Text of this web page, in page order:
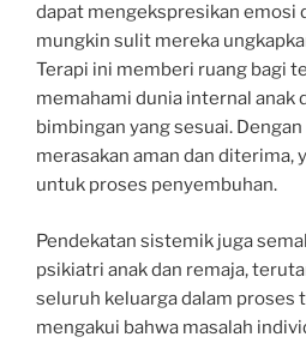
dapat mengekspresikan emosi
mungkin sulit mereka
Terapi ini memberi ruang bagi
memahami dunia internal anak
bimbingan yang sesuai.
merasakan aman dan diterima,
untuk proses penyembuhan.
Pendekatan sistemik juga
psikiatri anak dan remaja,
seluruh keluarga dalam proses
mengakui bahwa masalah